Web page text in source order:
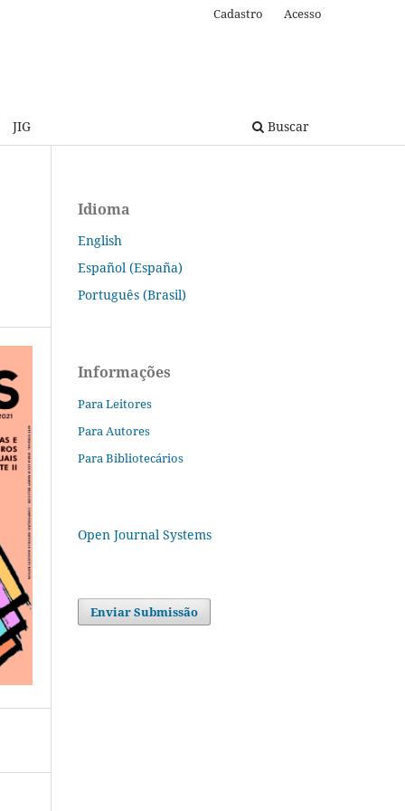
JIG Buscar
Cadastro Acesso
Idioma
English
Español (España)
Português (Brasil)
Informações
Para Leitores
Para Autores
Para Bibliotecários
Open Journal Systems
Enviar Submissão